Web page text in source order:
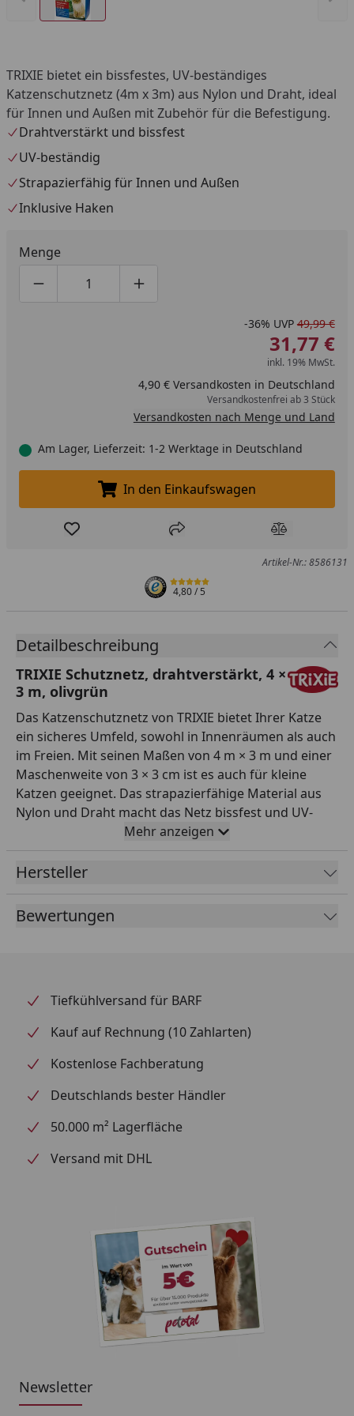
TRIXIE bietet ein bissfestes, UV-beständiges
Katzenschutznetz (4m x 3m) aus Nylon und Draht, ideal
für Innen und Außen mit Zubehör für die Befestigung.
Drahtverstärkt und bissfest
UV-beständig
Strapazierfähig für Innen und Außen
Inklusive Haken
Menge
Produktmenge um eins verringern
Produktmenge manuell eingeben
Produktmenge um eins erhöhen
-36% UVP 49,99 €
31,77 €
inkl. 19% MwSt.
4,90 € Versandkosten in Deutschland
Versandkostenfrei ab 3 Stück
Versandkosten nach Menge und Land
Am Lager, Lieferzeit: 1-2 Werktage in Deutschland
In den Einkaufswagen legen
In den Einkaufswagen
Produkt zur Wunschliste hinzufügen
Teilen Produkt
Artikel-Nr.: 8586131
4,80/ 5
Detailbeschreibung
TRIXIE Schutznetz, drahtverstärkt, 4 ×
3 m, olivgrün
Das Katzenschutznetz von TRIXIE bietet Ihrer Katze
ein sicheres Umfeld, sowohl in Innenräumen als auch
im Freien. Mit seinen Maßen von 4 m × 3 m und einer
Maschenweite von 3 × 3 cm ist es auch für kleine
Katzen geeignet. Das strapazierfähige Material aus
Nylon und Draht macht das Netz bissfest und UV-
beständig. Die olivgrüne Farbe fügt sich harmonisch
in Ihre Umgebung ein. Im Lieferumfang sind neben
dem Netz auch Haken, Dübel und eine praktische
mühelos gelingt. Wichtigste Produktfakten: - Marke:
TRIXIE - Produkttyp: Katzenschutznetz - Material:
Ihre Katze mit einem robusten Katzenschutznetz von
Mehr anzeigen
Hersteller
Bewertungen
Tiefkühlversand für BARF
Kauf auf Rechnung (10 Zahlarten)
Kostenlose Fachberatung
Deutschlands bester Händler
50.000 m² Lagerfläche
Versand mit DHL
Newsletter